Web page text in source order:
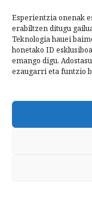
Esperientzia onenak
erabiltzen ditugu
Teknologia hauei
honetako ID
emango digu.
ezaugarri eta funtzio